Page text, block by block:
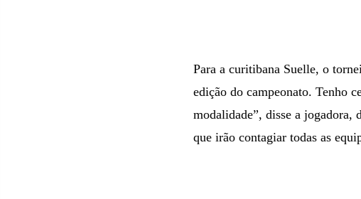
Para a curitibana Suelle, o
edição do campeonato. Tenho
modalidade”, disse a jogadora,
que irão contagiar todas as